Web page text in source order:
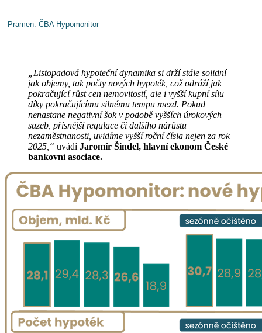
Pramen: ČBA Hypomonitor
„Listopadová hypoteční dynamika si drží stále solidní
jak objemy, tak počty nových hypoték, což odráží jak
pokračující růst cen nemovitostí, ale i vyšší kupní sílu
díky pokračujícímu silnému tempu mezd. Pokud
nenastane negativní šok v podobě vyšších úrokových
sazeb, přísnější regulace či dalšího nárůstu
nezaměstnanosti, uvidíme vyšší roční čísla nejen za rok
2025,“ uvádíJaromír Šindel, hlavní ekonom České
bankovní asociace.